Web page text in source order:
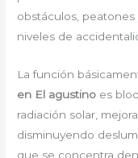
obstáculos,
niveles de
La función
en El agustino es
radiación solar,
disminuyendo
que se concentra